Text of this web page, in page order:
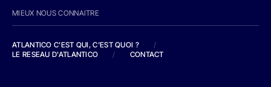
MIEUX NOUS CONNAITRE
ATLANTICO C'EST QUI, C'EST QUOI ?
/
LE RESEAU D'ATLANTICO
/ CONTACT